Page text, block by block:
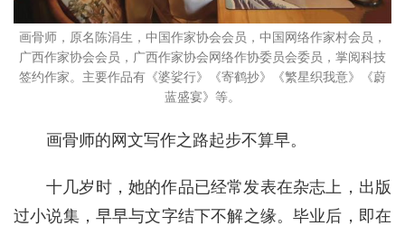
画骨师，原名陈涓生，中国作家协会会员，中国网络作家村会员，
广西作家协会会员，广西作家协会网络作协委员会委员，掌阅科技
签约作家。主要作品有《婆娑行》《寄鹤抄》《繁星织我意》《蔚
蓝盛宴》等。
画骨师的网文写作之路起步不算早。
十几岁时，她的作品已经常发表在杂志上，出版
过小说集，早早与文字结下不解之缘。毕业后，即在